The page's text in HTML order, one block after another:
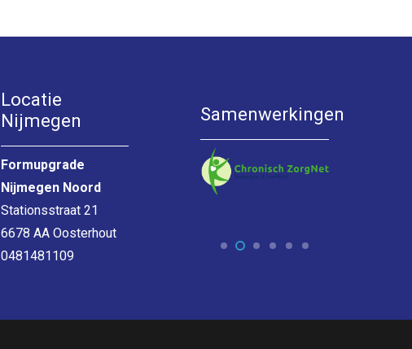
Locatie
Nijmegen
Formupgrade
Nijmegen Noord
Stationsstraat 21
6678 AA Oosterhout
0481481109
Samenwerkingen